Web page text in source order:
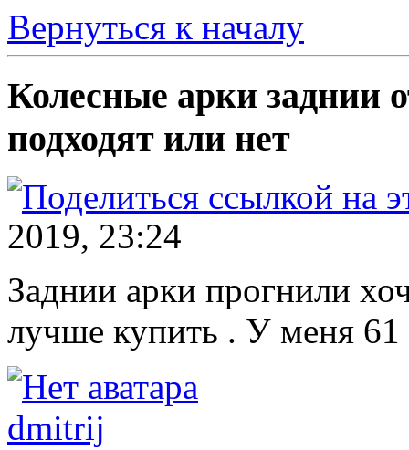
Вернуться к началу
Колесные арки заднии
подходят или нет
2019, 23:24
Заднии арки прогнили
лучше купить . У меня 61
dmitrij